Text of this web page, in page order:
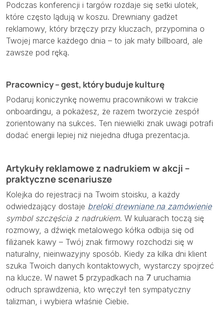
Podczas konferencji i targów rozdaje się setki ulotek,
które często lądują w koszu. Drewniany gadżet
reklamowy, który brzęczy przy kluczach, przypomina o
Twojej marce każdego dnia – to jak mały billboard, ale
zawsze pod ręką.
Pracownicy – gest, który buduje kulturę
Podaruj koniczynkę nowemu pracownikowi w trakcie
onboardingu, a pokażesz, że razem tworzycie zespół
zorientowany na sukces. Ten niewielki znak uwagi potrafi
dodać energii lepiej niż niejedna długa prezentacja.
Artykuły reklamowe z nadrukiem w akcji –
praktyczne scenariusze
Kolejka do rejestracji na Twoim stoisku, a każdy
odwiedzający dostaje breloki drewniane na zamówienie
symbol szczęścia z nadrukiem. W kuluarach toczą się
rozmowy, a dźwięk metalowego kółka odbija się od
filiżanek kawy – Twój znak firmowy rozchodzi się w
naturalny, nieinwazyjny sposób. Kiedy za kilka dni klient
szuka Twoich danych kontaktowych, wystarczy spojrzeć
na klucze. W nawet 5 przypadkach na 7 uruchamia
odruch sprawdzenia, kto wręczył ten sympatyczny
talizman, i wybiera właśnie Ciebie.